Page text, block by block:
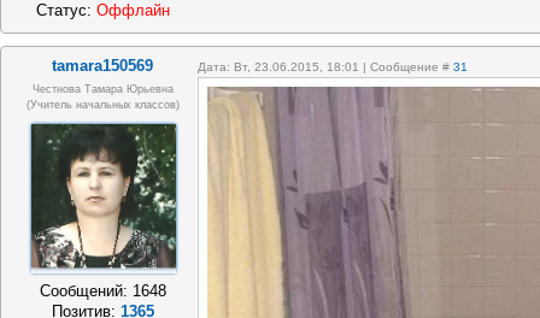
Статус: Оффлайн
tamara150569 Дата: Вт, 23.06.2015, 18:01 | Сообщение # 31
Честнова Тамара Юрьевна
(учитель начальных классов)
Сообщений: 1648
Позитив: 1365